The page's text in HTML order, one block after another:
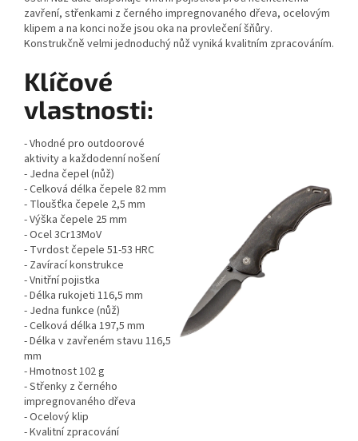
zavření, střenkami z černého impregnovaného dřeva, ocelovým
klipem a na konci nože jsou oka na provlečení šňůry.
Konstrukčně velmi jednoduchý nůž vyniká kvalitním zpracováním.
Klíčové
vlastnosti:
- Vhodné pro outdoorové
aktivity a každodenní nošení
- Jedna čepel (nůž)
- Celková délka čepele 82 mm
- Tloušťka čepele 2,5 mm
- Výška čepele 25 mm
- Ocel 3Cr13MoV
- Tvrdost čepele 51-53 HRC
- Zavírací konstrukce
- Vnitřní pojistka
- Délka rukojeti 116,5 mm
- Jedna funkce (nůž)
- Celková délka 197,5 mm
- Délka v zavřeném stavu 116,5
mm
- Hmotnost 102 g
- Střenky z černého
impregnovaného dřeva
- Ocelový klip
- Kvalitní zpracování